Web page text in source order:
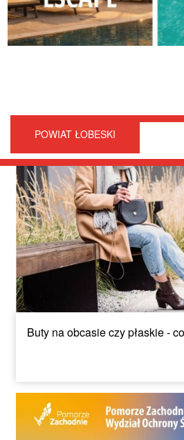
POWIAT ŁOBESKI
Buty na obcasie czy płaskie -